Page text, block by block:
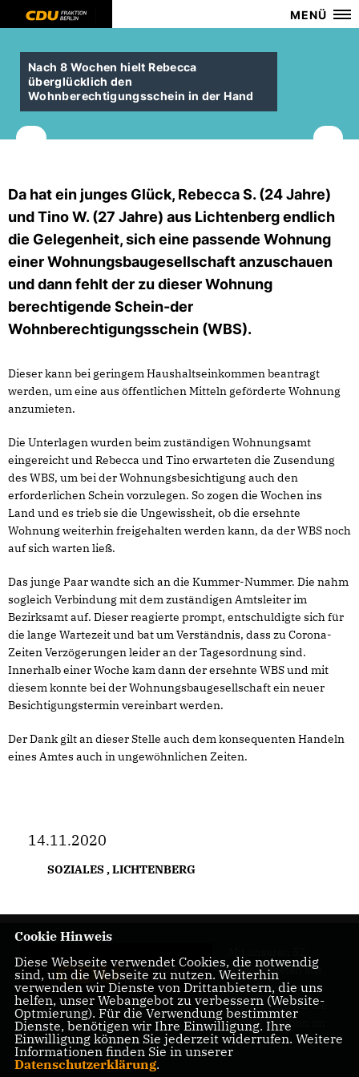
MENÜ
Nach 8 Wochen hielt Rebecca
überglücklich den
Wohnberechtigungsschein in der Hand
Da hat ein junges Glück, Rebecca S. (24 Jahre)
und Tino W. (27 Jahre) aus Lichtenberg endlich
die Gelegenheit, sich eine passende Wohnung
einer Wohnungsbaugesellschaft anzuschauen
und dann fehlt der zu dieser Wohnung
berechtigende Schein-der
Wohnberechtigungsschein (WBS).
Dieser kann bei geringem Haushaltseinkommen beantragt
werden, um eine aus öffentlichen Mitteln geförderte Wohnung
anzumieten.
Die Unterlagen wurden beim zuständigen Wohnungsamt
eingereicht und Rebecca und Tino erwarteten die Zusendung
des WBS, um bei der Wohnungsbesichtigung auch den
erforderlichen Schein vorzulegen. So zogen die Wochen ins
Land und es trieb sie die Ungewissheit, ob die ersehnte
Wohnung weiterhin freigehalten werden kann, da der WBS noch
auf sich warten ließ.
Das junge Paar wandte sich an die Kummer-Nummer. Die nahm
sogleich Verbindung mit dem zuständigen Amtsleiter im
Bezirksamt auf. Dieser reagierte prompt, entschuldigte sich für
die lange Wartezeit und bat um Verständnis, dass zu Corona-
Zeiten Verzögerungen leider an der Tagesordnung sind.
Innerhalb einer Woche kam dann der ersehnte WBS und mit
diesem konnte bei der Wohnungsbaugesellschaft ein neuer
Besichtigungstermin vereinbart werden.
Der Dank gilt an dieser Stelle auch dem konsequenten Handeln
eines Amtes auch in ungewöhnlichen Zeiten.
14.11.2020
SOZIALES ,LICHTENBERG
Abgeordneten aus
allen Bezirken
Berlins sind wir die
größte Fraktion im
Berliner Abgeordnetenhaus.
Cookie Hinweis
Diese Webseite verwendet Cookies, die notwendig
sind, um die Webseite zu nutzen. Weiterhin
verwenden wir Dienste von Drittanbietern, die uns
helfen, unser Webangebot zu verbessern (Website-
Optmierung). Für die Verwendung bestimmter
Dienste, benötigen wir Ihre Einwilligung. Ihre
Einwilligung können Sie jederzeit widerrufen. Weitere
Informationen finden Sie in unserer
Datenschutzerklärung.